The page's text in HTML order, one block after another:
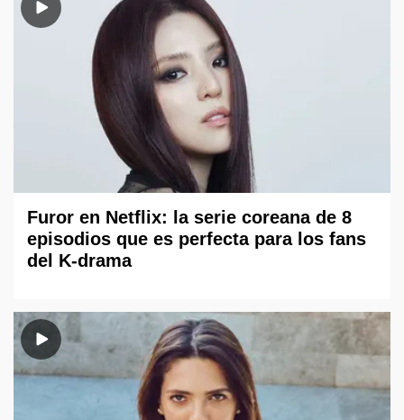
Furor en Netflix: la serie coreana de 8
episodios que es perfecta para los fans
del K-drama